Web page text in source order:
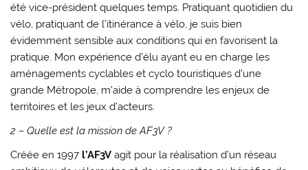
été vice-président quelques temps. Pratiquant quotidien du
vélo, pratiquant de l’itinérance à vélo, je suis bien
évidemment sensible aux conditions qui en favorisent la
pratique. Mon expérience d’élu ayant eu en charge les
aménagements cyclables et cyclo touristiques d’une
grande Métropole, m’aide à comprendre les enjeux de
territoires et les jeux d’acteurs.
2 – Quelle est la mission de AF3V ?
Créée en 1997 l’AF3V agit pour la réalisation d’un réseau